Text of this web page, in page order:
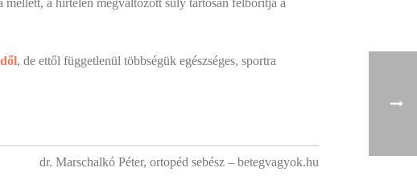
a hirtelen megváltozott súly tartósan felborítja a
, de ettől függetlenül többségük egészséges, sportra
dr. Marschalkó Péter, ortopéd sebész – betegvagyok.hu